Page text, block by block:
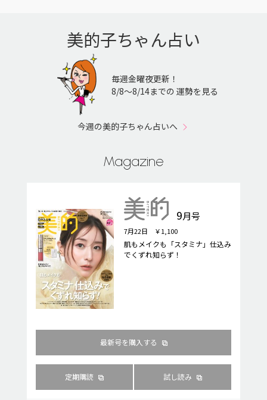
美的子ちゃん占い
毎週金曜夜更新！
8/8〜8/14までの 運勢を見る
今週の美的子ちゃん占いへ
Magazine
9月号
7月22日 ￥1,100
肌もメイクも「スタミナ」仕込み
でくずれ知らず！
最新号を購入する
定期購読 試し読み